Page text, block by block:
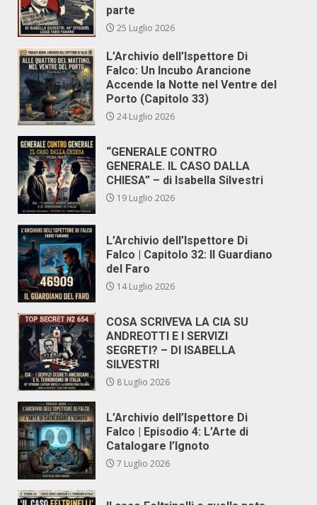
parte
25 Luglio 2026
L’Archivio dell’Ispettore Di
Falco: Un Incubo Arancione
Accende la Notte nel Ventre del
Porto (Capitolo 33)
24 Luglio 2026
“GENERALE CONTRO
GENERALE. IL CASO DALLA
CHIESA” – di Isabella Silvestri
19 Luglio 2026
L’Archivio dell’Ispettore Di
Falco | Capitolo 32: Il Guardiano
del Faro
14 Luglio 2026
COSA SCRIVEVA LA CIA SU
ANDREOTTI E I SERVIZI
SEGRETI? – DI ISABELLA
SILVESTRI
8 Luglio 2026
L’Archivio dell’Ispettore Di
Falco | Episodio 4: L’Arte di
Catalogare l’Ignoto
7 Luglio 2026